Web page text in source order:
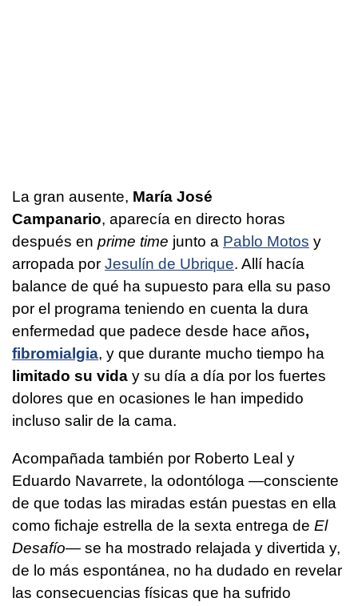
La gran ausente, María José
Campanario, aparecía en directo horas
después en prime time junto a Pablo Motos y
arropada por Jesulín de Ubrique. Allí hacía
balance de qué ha supuesto para ella su paso
por el programa teniendo en cuenta la dura
enfermedad que padece desde hace años,
fibromialgia, y que durante mucho tiempo ha
limitado su vida y su día a día por los fuertes
dolores que en ocasiones le han impedido
incluso salir de la cama.
Acompañada también por Roberto Leal y
Eduardo Navarrete, la odontóloga —consciente
de que todas las miradas están puestas en ella
como fichaje estrella de la sexta entrega de El
Desafío— se ha mostrado relajada y divertida y,
de lo más espontánea, no ha dudado en revelar
las consecuencias físicas que ha sufrido